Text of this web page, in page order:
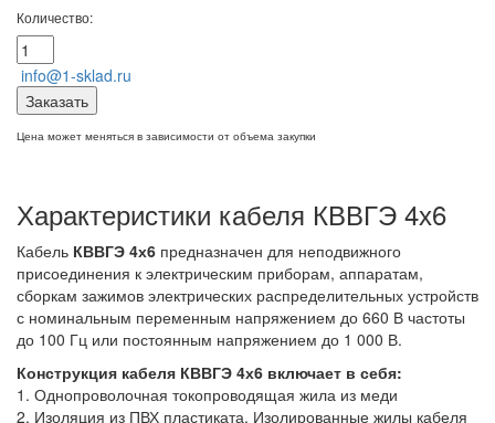
Количество:
info@1-sklad.ru
Заказать
Цена может меняться в зависимости от объема закупки
Характеристики кабеля КВВГЭ 4х6
Кабель КВВГЭ 4х6 предназначен для неподвижного
присоединения к электрическим приборам, аппаратам,
сборкам зажимов электрических распределительных устройств
с номинальным переменным напряжением до 660 В частоты
до 100 Гц или постоянным напряжением до 1 000 В.
Конструкция кабеля КВВГЭ 4х6 включает в себя:
1. Однопроволочная токопроводящая жила из меди
2. Изоляция из ПВХ пластиката. Изолированные жилы кабеля